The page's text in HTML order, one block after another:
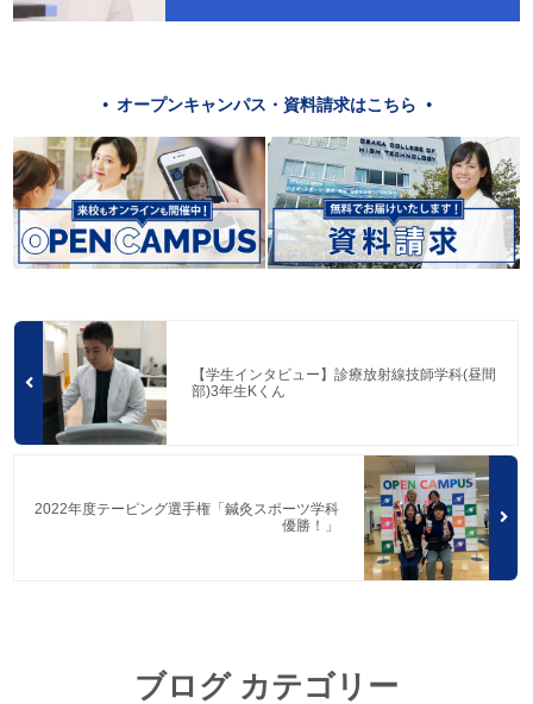
オープンキャンパス・資料請求はこちら
【学生インタビュー】診療放射線技師学科(昼間
部)3年生Kくん
2022年度テーピング選手権「鍼灸スポーツ学科
優勝！」
ブログ カテゴリー